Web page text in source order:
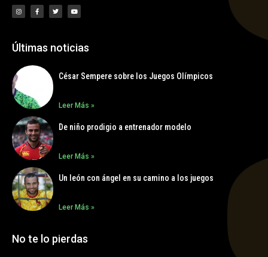
Últimas noticias
César Sempere sobre los Juegos Olímpicos
Leer Más »
De niño prodigio a entrenador modelo
Leer Más »
Un león con ángel en su camino a los juegos
Leer Más »
No te lo pierdas